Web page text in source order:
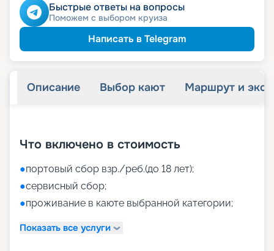
Быстрые ответы на вопросы
Поможем с выбором круиза
Написать в Telegram
Описание Выбор кают Маршрут и
Что включено в стоимость
●портовый сбор взр./реб.(до 18 лет);
●сервисный сбор;
●проживание в каюте выбранной категории;
Показать все услуги